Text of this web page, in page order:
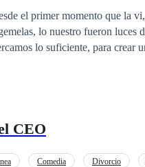
el primer momento que la
lo nuestro fueron
suficiente, para crear una llama infinita.
chispas volaron, tan intensas,
CEO
Comedia Divorcio